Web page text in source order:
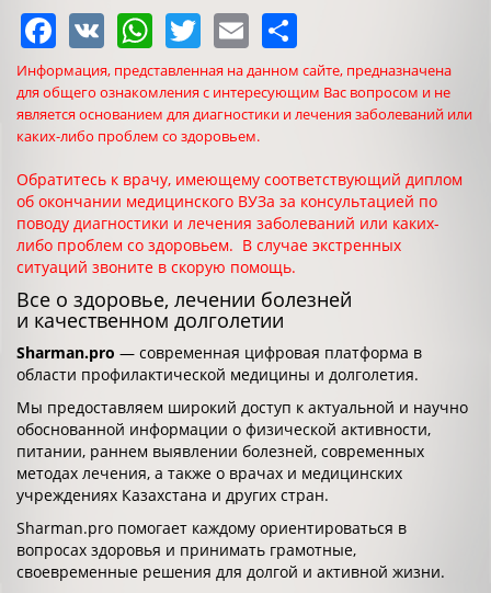
Facebook
VK WhatsApp
Twitter
Email
Информация, представленная на данном сайте, предназначена
для общего ознакомления с интересующим Вас вопросом и не
является основанием для диагностики и лечения заболеваний или
каких-либо проблем со здоровьем.
Обратитесь к врачу, имеющему соответствующий диплом
об окончании медицинского ВУЗа за консультацией по
поводу диагностики и лечения заболеваний или каких-
либо проблем со здоровьем. В случае экстренных
ситуаций звоните в скорую помощь.
Все о здоровье, лечении болезней
и качественном долголетии
Sharman.pro — современная цифровая платформа в
области профилактической медицины и долголетия.
Мы предоставляем широкий доступ к актуальной и научно
обоснованной информации о физической активности,
питании, раннем выявлении болезней, современных
методах лечения, а также о врачах и медицинских
учреждениях Казахстана и других стран.
Sharman.pro помогает каждому ориентироваться в
вопросах здоровья и принимать грамотные,
своевременные решения для долгой и активной жизни.